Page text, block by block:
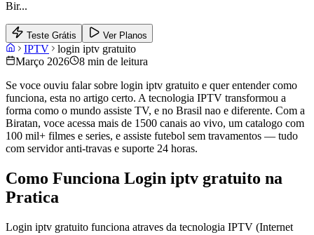
Bir...
Teste Grátis Ver Planos
IPTV
login iptv gratuito
Março 2026
8 min de leitura
Se voce ouviu falar sobre login iptv gratuito e quer entender como
funciona, esta no artigo certo. A tecnologia IPTV transformou a
forma como o mundo assiste TV, e no Brasil nao e diferente. Com a
Biratan, voce acessa mais de 1500 canais ao vivo, um catalogo com
100 mil+ filmes e series, e assiste futebol sem travamentos — tudo
com servidor anti-travas e suporte 24 horas.
Como Funciona Login iptv gratuito na
Pratica
Login iptv gratuito funciona atraves da tecnologia IPTV (Internet